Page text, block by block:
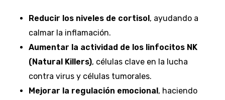
Reducir los niveles de cortisol, ayudando a
calmar la inflamación.
Aumentar la actividad de los linfocitos NK
(Natural Killers), células clave en la lucha
contra virus y células tumorales.
Mejorar la regulación emocional, haciendo